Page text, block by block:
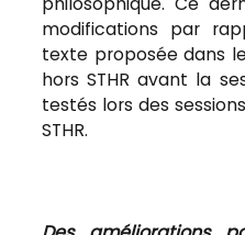
modifications par
texte proposée dans
hors STHR avant la
testés lors des
STHR.